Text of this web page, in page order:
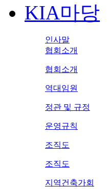
KIA마당
인사말
협회소개
협회소개
역대임원
정관 및 규정
운영규칙
조직도
조직도
지역건축가회